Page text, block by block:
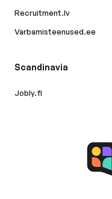
Recruitment.lv
Varbamisteenused.ee
Scandinavia
Jobly.fi